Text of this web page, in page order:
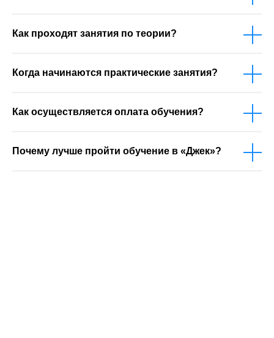
Как проходят занятия по теории?
Когда начинаются практические занятия?
Как осуществляется оплата обучения?
Почему лучше пройти обучение в «Джек»?